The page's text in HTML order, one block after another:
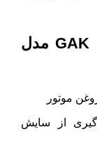
مزایای استفاده از فیلتر روغن GAK مدل
موتور
از سایش